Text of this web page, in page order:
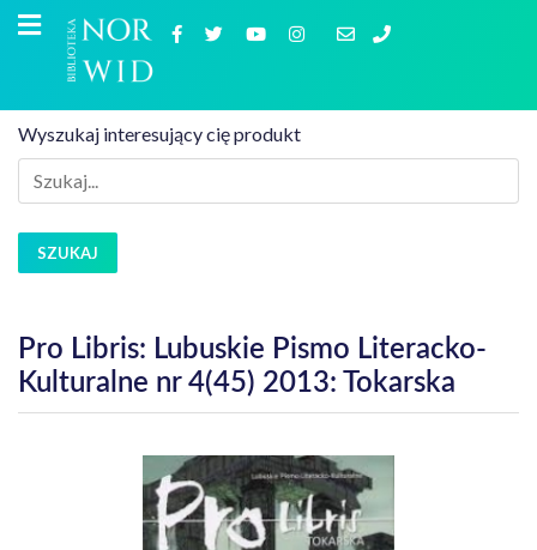
Wyszukaj interesujący cię produkt
SZUKAJ
Pro Libris: Lubuskie Pismo Literacko-
Kulturalne nr 4(45) 2013: Tokarska